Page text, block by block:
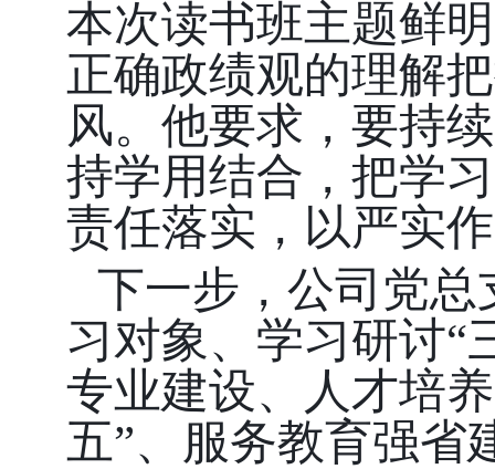
本次读书班主题鲜
正确政绩观的理解
风。他要求，要持
持学用结合，把学
责任落实，以严实
下一步，公司党
习对象、学习研讨“
专业建设、人才培
五”、服务教育强省